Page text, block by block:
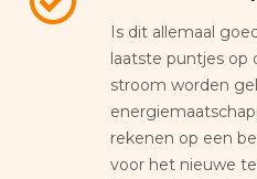
Is dit allemaal
laatste puntjes op
stroom worden
rekenen op een
voor het nieuwe